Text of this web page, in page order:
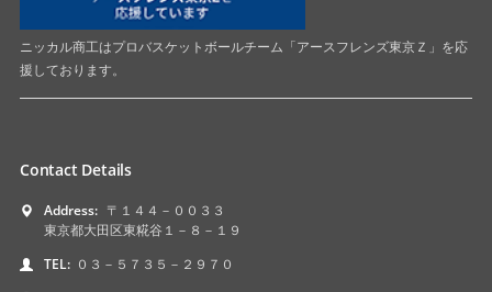
ニッカル商工はプロバスケットボールチーム「アースフレンズ東京Ｚ」を応
援しております。
Contact Details
Address: 〒１４４－００３３
東京都大田区東糀谷１－８－１９
TEL: ０３－５７３５－２９７０